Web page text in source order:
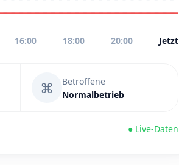
16:00 18:00 20:00 Jetzt
⌘
Betroffene
Normalbetrieb
● Live-Daten